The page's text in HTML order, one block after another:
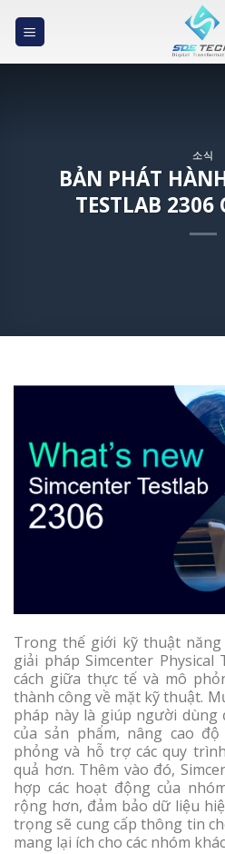
소식
BẢN PHÁT
TESTLAB 2306
Trong thế giới kỹ thuật
giải pháp Simcenter
cách giữa thực tế và mô
thành công về mặt kỹ thuật.
pháp này là giúp người
của sản phẩm, nâng cao
phỏng và hỗ trợ các quy
quả hơn. Thêm vào đó,
hợp các hoạt động của
rộng hơn, đảm bảo dữ liệu
trọng sẽ cung cấp thông tin
mang lại ích cho các nhóm